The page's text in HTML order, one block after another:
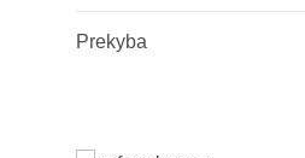
Prekyba